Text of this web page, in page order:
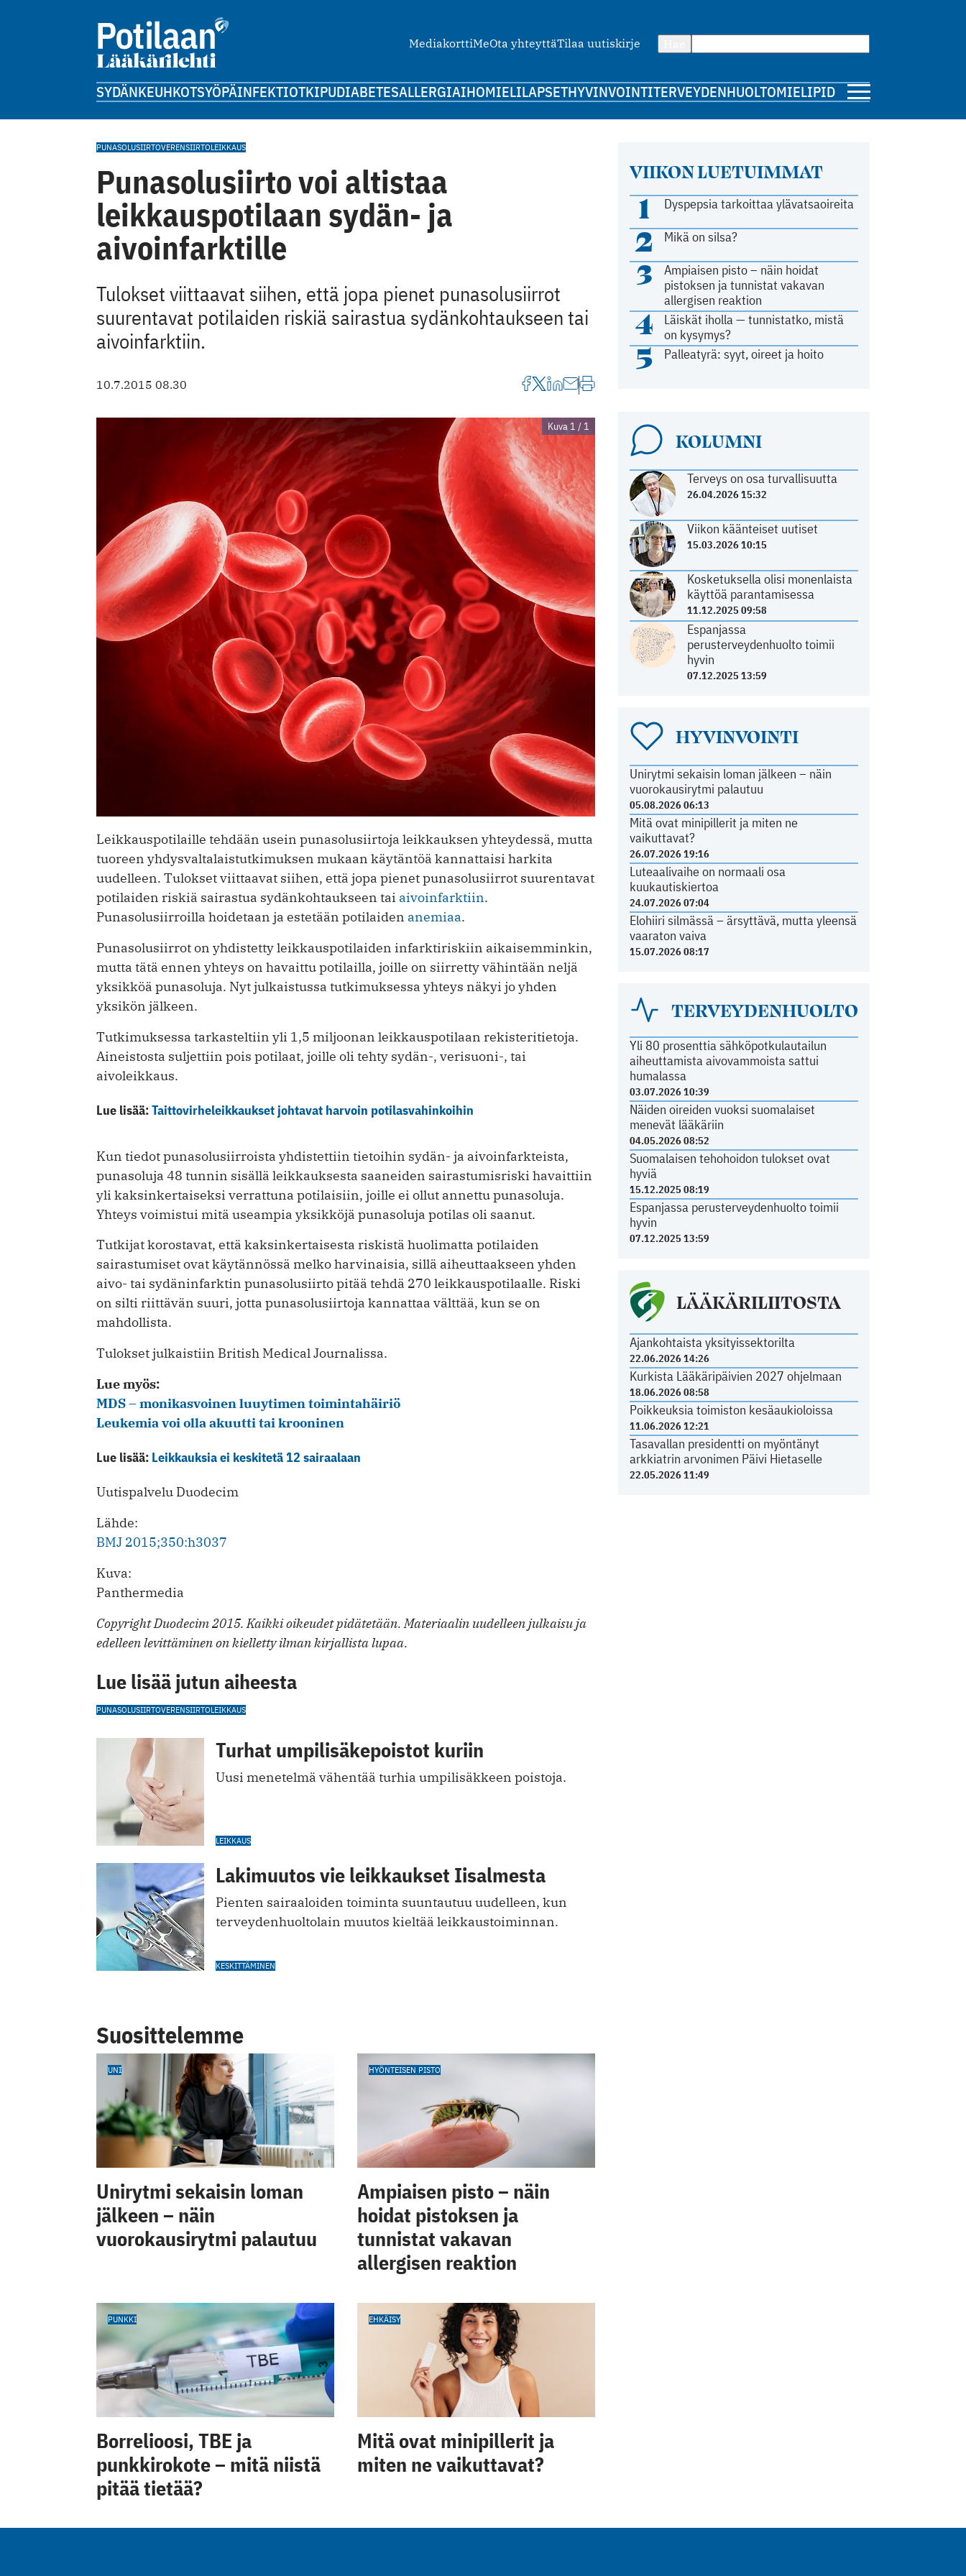
MediakorttiMeOta yhteyttäTilaa uutiskirje
SYDÄNKEUHKOTSYÖPÄINFEKTIOTKIPUDIABETESALLERGIAIHOMIELILAPSETHYVINVOINTITERVEYDENHUOLTOMIELIPIDE
VIIKON LUETUIMMAT
1 Dyspepsia tarkoittaa ylävatsaoireita
2 Mikä on silsa?
3
Ampiaisen pisto – näin hoidat
pistoksen ja tunnistat vakavan
allergisen reaktion
4
Läiskät iholla — tunnistatko, mistä
on kysymys?
5 Palleatyrä: syyt, oireet ja hoito
KOLUMNI
Terveys on osa turvallisuutta
26.04.2026 15:32
Viikon käänteiset uutiset
15.03.2026 10:15
Kosketuksella olisi monenlaista
käyttöä parantamisessa
11.12.2025 09:58
Espanjassa
perusterveydenhuolto toimii
hyvin
07.12.2025 13:59
HYVINVOINTI
Unirytmi sekaisin loman jälkeen – näin
vuorokausirytmi palautuu
05.08.2026 06:13
Mitä ovat minipillerit ja miten ne
vaikuttavat?
26.07.2026 19:16
Luteaalivaihe on normaali osa
kuukautiskiertoa
24.07.2026 07:04
Elohiiri silmässä – ärsyttävä, mutta yleensä
vaaraton vaiva
15.07.2026 08:17
TERVEYDENHUOLTO
Yli 80 prosenttia sähköpotkulautailun
aiheuttamista aivovammoista sattui
humalassa
03.07.2026 10:39
Näiden oireiden vuoksi suomalaiset
menevät lääkäriin
04.05.2026 08:52
Suomalaisen tehohoidon tulokset ovat
hyviä
15.12.2025 08:19
Espanjassa perusterveydenhuolto toimii
hyvin
07.12.2025 13:59
LÄÄKÄRILIITOSTA
Ajankohtaista yksityissektorilta
22.06.2026 14:26
Kurkista Lääkäripäivien 2027 ohjelmaan
18.06.2026 08:58
Poikkeuksia toimiston kesäaukioloissa
11.06.2026 12:21
Tasavallan presidentti on myöntänyt
arkkiatrin arvonimen Päivi Hietaselle
22.05.2026 11:49
PUNASOLUSIIRTOVERENSIIRTOLEIKKAUS
Punasolusiirto voi altistaa
leikkauspotilaan sydän- ja
aivoinfarktille
Tulokset viittaavat siihen, että jopa pienet punasolusiirrot
suurentavat potilaiden riskiä sairastua sydänkohtaukseen tai
aivoinfarktiin.
10.7.2015 08.30
Kuva 1 / 1
Leikkauspotilaille tehdään usein punasolusiirtoja leikkauksen yhteydessä, mutta
tuoreen yhdysvaltalaistutkimuksen mukaan käytäntöä kannattaisi harkita
uudelleen. Tulokset viittaavat siihen, että jopa pienet punasolusiirrot suurentavat
potilaiden riskiä sairastua sydänkohtaukseen tai aivoinfarktiin.
Punasolusiirroilla hoidetaan ja estetään potilaiden anemiaa.
Punasolusiirrot on yhdistetty leikkauspotilaiden infarktiriskiin aikaisemminkin,
mutta tätä ennen yhteys on havaittu potilailla, joille on siirretty vähintään neljä
yksikköä punasoluja. Nyt julkaistussa tutkimuksessa yhteys näkyi jo yhden
yksikön jälkeen.
Tutkimuksessa tarkasteltiin yli 1,5 miljoonan leikkauspotilaan rekisteritietoja.
Aineistosta suljettiin pois potilaat, joille oli tehty sydän-, verisuoni-, tai
aivoleikkaus.
Lue lisää:Taittovirheleikkaukset johtavat harvoin potilasvahinkoihin
Kun tiedot punasolusiirroista yhdistettiin tietoihin sydän- ja aivoinfarkteista,
punasoluja 48 tunnin sisällä leikkauksesta saaneiden sairastumisriski havaittiin
yli kaksinkertaiseksi verrattuna potilaisiin, joille ei ollut annettu punasoluja.
Yhteys voimistui mitä useampia yksikköjä punasoluja potilas oli saanut.
Tutkijat korostavat, että kaksinkertaisesta riskistä huolimatta potilaiden
sairastumiset ovat käytännössä melko harvinaisia, sillä aiheuttaakseen yhden
aivo- tai sydäninfarktin punasolusiirto pitää tehdä 270 leikkauspotilaalle. Riski
on silti riittävän suuri, jotta punasolusiirtoja kannattaa välttää, kun se on
mahdollista.
Tulokset julkaistiin British Medical Journalissa.
Lue myös:
MDS – monikasvoinen luuytimen toimintahäiriö
Leukemia voi olla akuutti tai krooninen
Lue lisää: Leikkauksia ei keskitetä 12 sairaalaan
Uutispalvelu Duodecim
Lähde:
BMJ 2015;350:h3037
Kuva:
Panthermedia
Copyright Duodecim 2015. Kaikki oikeudet pidätetään. Materiaalin uudelleen julkaisu ja
edelleen levittäminen on kielletty ilman kirjallista lupaa.
Lue lisää jutun aiheesta
PUNASOLUSIIRTOVERENSIIRTOLEIKKAUS
Turhat umpilisäkepoistot kuriin
Uusi menetelmä vähentää turhia umpilisäkkeen poistoja.
LEIKKAUS
Lakimuutos vie leikkaukset Iisalmesta
Pienten sairaaloiden toiminta suuntautuu uudelleen, kun
terveydenhuoltolain muutos kieltää ­leikkaustoiminnan.
KESKITTÄMINEN
Suosittelemme
UNI
Unirytmi sekaisin loman
jälkeen – näin
vuorokausirytmi palautuu
HYÖNTEISEN PISTO
Ampiaisen pisto – näin
hoidat pistoksen ja
tunnistat vakavan
allergisen reaktion
PUNKKI
Borrelioosi, TBE ja
punkkirokote – mitä niistä
pitää tietää?
EHKÄISY
Mitä ovat minipillerit ja
miten ne vaikuttavat?